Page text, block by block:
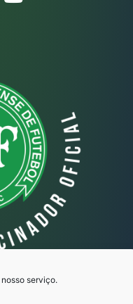
serviço.